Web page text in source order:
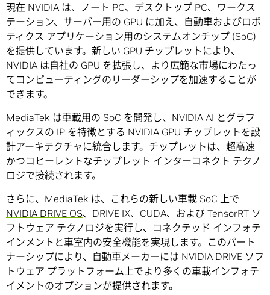
現在 NVIDIA は、ノート PC、デスクトップ PC、ワークス
テーション、サーバー用の GPU に加え、自動車およびロボ
ティクス アプリケーション用のシステムオンチップ (SoC)
を提供しています。新しい GPU チップレットにより、
NVIDIA は自社の GPU を拡張し、より広範な市場にわたっ
てコンピューティングのリーダーシップを加速することが
できます。
MediaTek は車載用の SoC を開発し、NVIDIA AI とグラフ
ィックスの IP を特徴とする NVIDIA GPU チップレットを設
計アーキテクチャに統合します。チップレットは、超高速
かつコヒーレントなチップレット インターコネクト テクノ
ロジで接続されます。
さらに、MediaTek は、これらの新しい車載 SoC 上で
NVIDIA DRIVE OS、DRIVE IX、CUDA、および TensorRT ソ
フトウェア テクノロジを実行し、コネクテッド インフォテ
インメントと車室内の安全機能を実現します。このパート
ナーシップにより、自動車メーカーには NVIDIA DRIVE ソフ
トウェア プラットフォーム上でより多くの車載インフォテ
イメントのオプションが提供されます。